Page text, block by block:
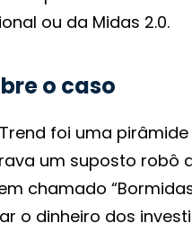
ou da Midas 2.0.
o caso
foi uma
um suposto robô
chamado
o dinheiro dos